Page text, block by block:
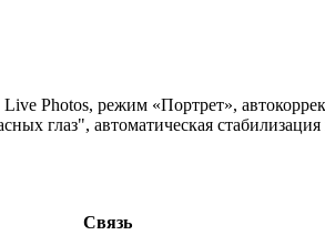
Photos, режим «Портрет»,
глаз", автоматическая
Связь